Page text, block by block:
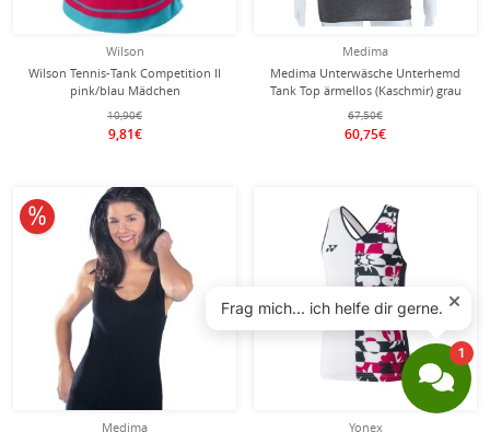
Wilson
Wilson Tennis-Tank Competition II
pink/blau Mädchen
10,90€
9,81€
Medima
Medima Unterwäsche Unterhemd
Tank Top ärmellos (Kaschmir) grau
Damen (Gr. S-L)
67,50€
60,75€
Medima
10% reduziert
Yonex